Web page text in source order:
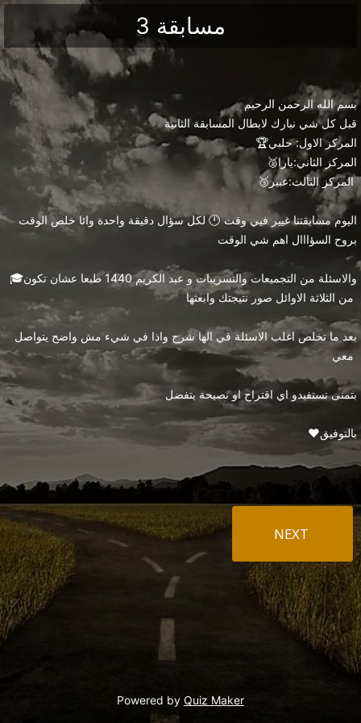
مسابقة 3
بسم الله الرحمن الرحيم
قبل كل شي نبارك لابطال المسابقة الثانية
🏆المركز الاول: حلبي
🥈المركز الثاني:يارا
🥉المركز الثالث:عبير
اليوم مسابقتنا غيير فيي وقت 🕛 لكل سؤال دقيقة واحدة وائا خلص الوقت
بروح السؤااال اهم شي الوقت
🎓والاسئلة من التجميعات والتسريبات و عبد الكريم 1440 طبعا عشان تكون
بعد ما تخلص اغلب الاسئلة في الها شرح واذا في شيء مش واضح يتواصل
بتمنى تستفيدو اي اقتراح او نصيحة يتفضل
❤️️بالتوفيق
Powered by Quiz Maker